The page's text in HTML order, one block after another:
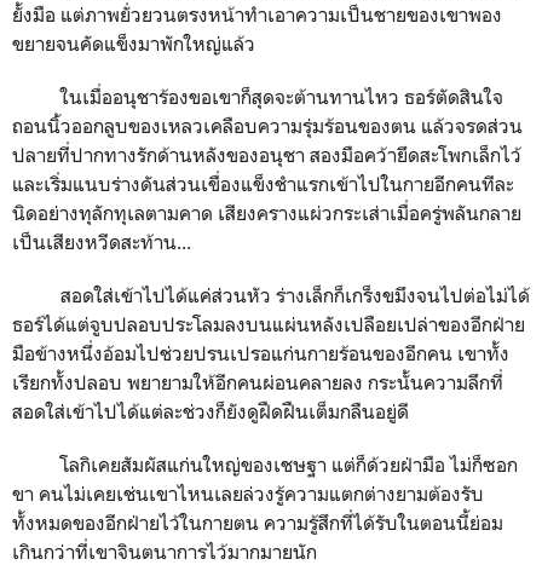
ยั้งมือ แต่ภาพยั่วยวนตรงหน้าทำเอาความเป็นชายของเขาพอง
ขยายจนคัดแข็งมาพักใหญ่แล้ว
ในเมื่ออนุชาร้องขอเขาก็สุดจะต้านทานไหว ธอร์ตัดสินใจ
ถอนนิ้วออกลูบของเหลวเคลือบความรุ่มร้อนของตน แล้วจรดส่วน
ปลายที่ปากทางรักด้านหลังของอนุชา สองมือคว้ายึดสะโพกเล็กไว้
และเริ่มแนบร่างดันส่วนเขื่องแข็งชำแรกเข้าไปในกายอีกคนทีละ
นิดอย่างทุลักทุเลตามคาด เสียงครางแผ่วกระเส่าเมื่อครู่พลันกลาย
เป็นเสียงหวีดสะท้าน...
สอดใส่เข้าไปได้แค่ส่วนหัว ร่างเล็กก็เกร็งขมึงจนไปต่อไม่ได้
ธอร์ได้แต่จูบปลอบประโลมลงบนแผ่นหลังเปลือยเปล่าของอีกฝ่าย
มือข้างหนึ่งอ้อมไปช่วยปรนเปรอแก่นกายร้อนของอีกคน เขาทั้ง
เรียกทั้งปลอบ พยายามให้อีกคนผ่อนคลายลง กระนั้นความลึกที่
สอดใส่เข้าไปได้แต่ละช่วงก็ยังดูฝืดฝืนเต็มกลืนอยู่ดี
โลกิเคยสัมผัสแก่นใหญ่ของเชษฐา แต่ก็ด้วยฝ่ามือ ไม่ก็ซอก
ขา คนไม่เคยเช่นเขาไหนเลยล่วงรู้ความแตกต่างยามต้องรับ
ทั้งหมดของอีกฝ่ายไว้ในกายตน ความรู้สึกที่ได้รับในตอนนี้ย่อม
เกินกว่าที่เขาจินตนาการไว้มากมายนัก